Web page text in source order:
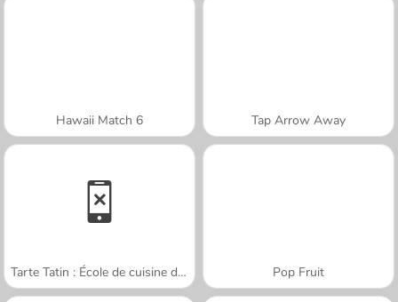
Hawaii Match 6 Tap Arrow Away
Tarte Tatin : École de cuisine de Sara Pop Fruit